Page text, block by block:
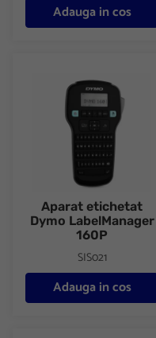
Adauga in cos
Aparat etichetat Dymo
Aparat etichetat
Dymo LabelManager
160P
SIS021
Adauga in cos